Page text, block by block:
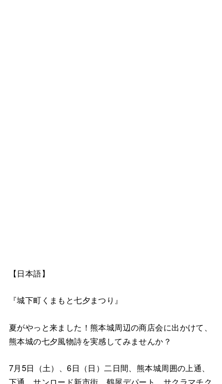
【日本語】
『城下町くまもと七夕まつり』
夏がやっと来ました！熊本城周辺の商店会に出かけて、
熊本城の七夕風物詩を実感してみませんか？
7月5日（土）、6日（日）二日間、熊本城周囲の上通、
下通、サンロード新市街、鶴屋デパート、サクラマチク